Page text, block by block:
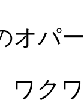
オパ
ク